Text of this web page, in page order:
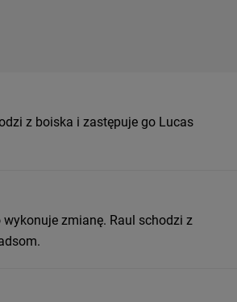
z boiska i zastępuje go Lucas
wykonuje zmianę. Raul schodzi z